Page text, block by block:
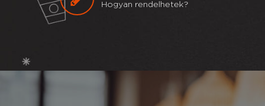
Hogyan rendelhetek?